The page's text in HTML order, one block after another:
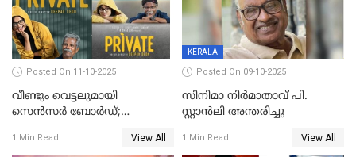
Posted On 11-10-2025
വീണ്ടും വെട്ടലുമായി
സെന്‍സര്‍ ബോര്‍ഡ്;
തിരുത്തല്‍
1 Min Read View All
KERALA
Posted On 09-10-2025
സിനിമാ നിർമാതാവ് പി.
സ്റ്റാൻലി അന്തരിച്ചു
1 Min Read View All